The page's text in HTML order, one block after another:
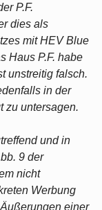
P.F.
dies als
mit HEV Blue
Haus P.F. habe
unstreitig falsch.
in der
zu untersagen.
und in
9 der
nicht
Werbung
einer